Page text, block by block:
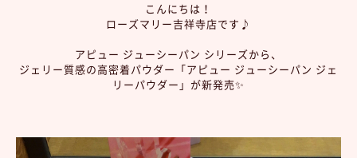
こんにちは！
ローズマリー吉祥寺店です♪
アピュー ジューシーパン シリーズから、
ジェリー質感の高密着パウダー「アピュー ジューシーパン ジェ
リーパウダー」が新発売✨